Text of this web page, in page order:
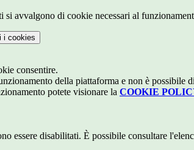
si avvalgono di cookie necessari al
i cookies
consentire.
della piattaforma e non è possibile
potete visionare la COOKIE
essere disabilitati. È possibile consultare